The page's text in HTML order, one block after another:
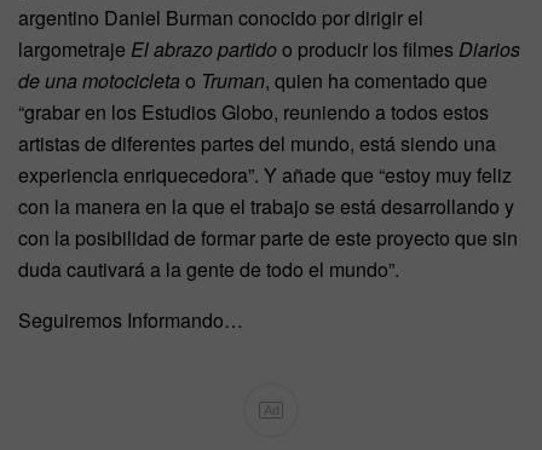
argentino Daniel Burman conocido por dirigir el
largometraje El abrazo partidoo producir los filmesDiarios
de una motocicleta o Truman, quien ha comentado que
“grabar en los Estudios Globo, reuniendo a todos estos
artistas de diferentes partes del mundo, está siendo una
experiencia enriquecedora”. Y añade que “estoy muy feliz
con la manera en la que el trabajo se está desarrollando y
con la posibilidad de formar parte de este proyecto que sin
duda cautivará a la gente de todo el mundo”.
Seguiremos Informando…
Ad